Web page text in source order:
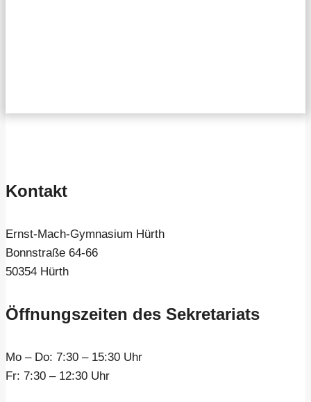
Kontakt
Ernst-Mach-Gymnasium Hürth
Bonnstraße 64-66
50354 Hürth
Öffnungszeiten des Sekretariats
Mo – Do: 7:30 – 15:30 Uhr
Fr: 7:30 – 12:30 Uhr